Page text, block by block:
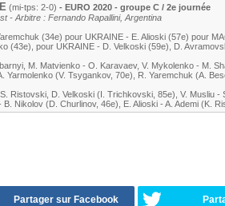
(mi-tps: 2-0) - EURO 2020 - groupe C / 2e journée
- Arbitre : Fernando Rapallini, Argentina
(34e) pour UKRAINE - E. Alioski (57e) pour
(43e) , pour UKRAINE - D. Velkoski (59e)
D.
M. Matvienko - O. Karavaev, V. Mykolenko - M.
Yarmolenko (V. Tsygankov, 70e) R. Yaremchuk (A.
S. Ristovski D. Velkoski (I. Trichkovski, 85e) V. Musliu -
B. Nikolov (D. Churlinov, 46e) E. Alioski - A. Ademi (K.
Partager sur Facebook